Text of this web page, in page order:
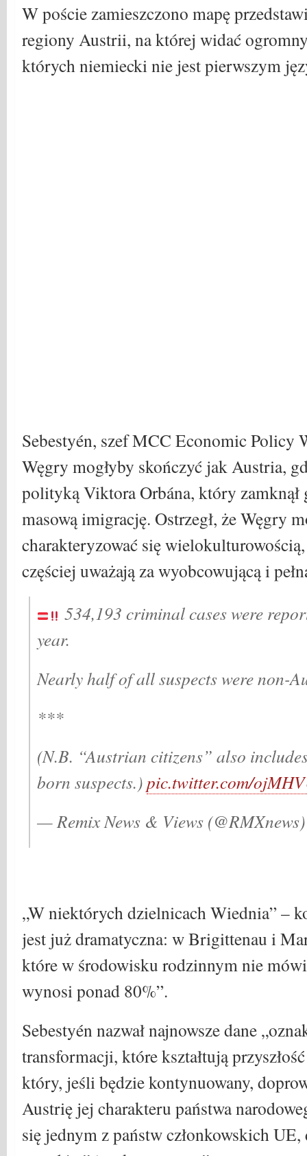
W poście zamieszczono mapę
regiony Austrii, na której widać
których niemiecki nie jest pierwszym
Sebestyén, szef MCC Economic Policy
Węgry mogłyby skończyć jak Austria,
polityką Viktora Orbána, który zamknął
masową imigrację. Ostrzegł, że Węgry
charakteryzować się
częściej uważają za wyobcowującą i
534,193 criminal cases were
year.
Nearly half of all suspects were non-
***
(N.B. “Austrian citizens” also
born suspects.)pic.twitter.com/
— Remix News & Views
„W niektórych dzielnicach Wiednia” –
jest już dramatyczna: w Brigittenau i
które w środowisku rodzinnym nie
wynosi ponad 80%”.
Sebestyén nazwał najnowsze dane
transformacji, które kształtują
który, jeśli będzie kontynuowany,
Austrię jej charakteru państwa
się jednym z państw członkowskich